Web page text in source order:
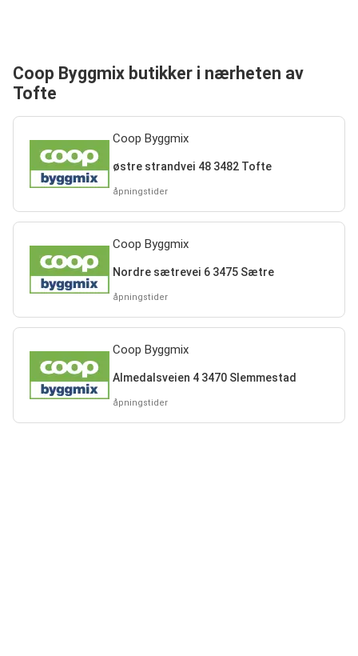
Coop Byggmix butikker i nærheten av
Tofte
Coop Byggmix
østre strandvei 48 3482 Tofte
åpningstider
Coop Byggmix
Nordre sætrevei 6 3475 Sætre
åpningstider
Coop Byggmix
Almedalsveien 4 3470 Slemmestad
åpningstider